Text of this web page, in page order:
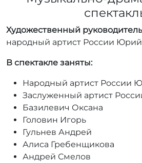
Художественный
народный артист России
В спектакле заняты:
Народный артист России
Заслуженный артист
Базилевич Оксана
Головин Игорь
Гульнев Андрей
Алиса Гребенщикова
Андрей Смелов